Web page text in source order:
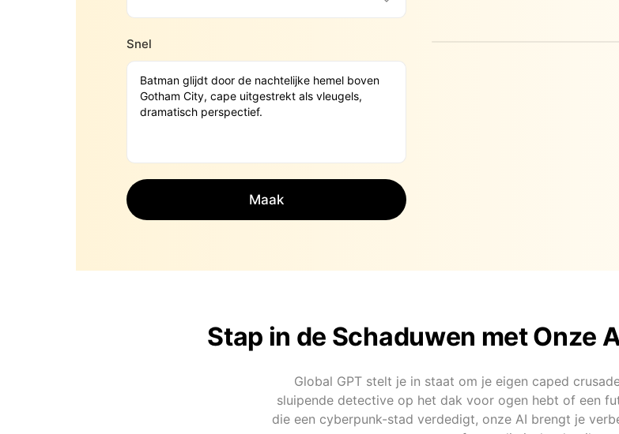
Snel
Maak
Stap in de Schaduwen met Onze
Global GPT stelt je in staat om je eigen caped
sluipende detective op het dak voor ogen hebt of een
die een cyberpunk-stad verdedigt, onze AI brengt je